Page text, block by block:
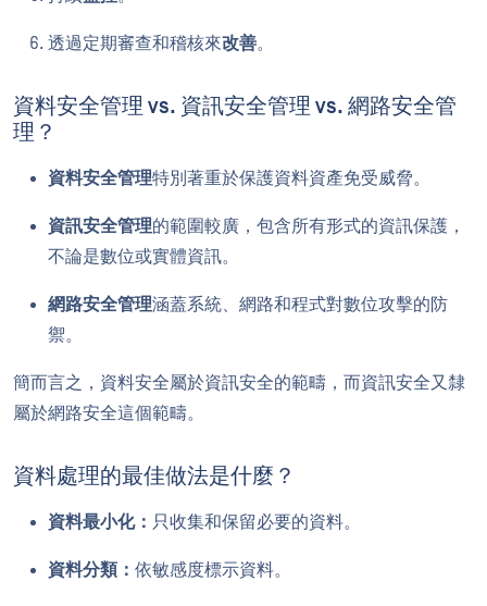
透過定期審查和稽核來改善。
資料安全管理 vs. 資訊安全管理 vs. 網路安全管
理？
資料安全管理特別著重於保護資料資產免受威脅。
資訊安全管理的範圍較廣，包含所有形式的資訊保護，
不論是數位或實體資訊。
網路安全管理涵蓋系統、網路和程式對數位攻擊的防
禦。
簡而言之，資料安全屬於資訊安全的範疇，而資訊安全又隸
屬於網路安全這個範疇。
資料處理的最佳做法是什麼？
資料最小化： 只收集和保留必要的資料。
資料分類： 依敏感度標示資料。